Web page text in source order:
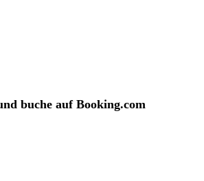
buche auf Booking.com